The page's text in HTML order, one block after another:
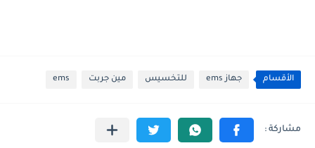
الأقسام جهاز ems للتخسيس مين جربت ems